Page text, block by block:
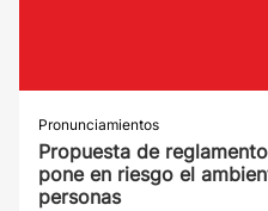
Pronunciamientos
Propuesta de
pone en riesgo el
personas